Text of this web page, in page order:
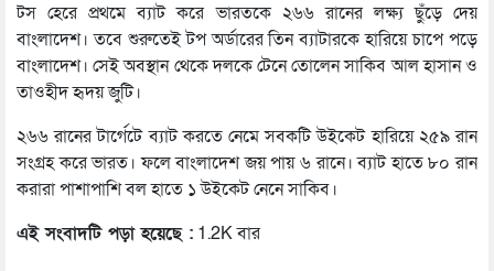
টস হেরে প্রথমে ব্যাট করে ভারতকে ২৬৬ রানের লক্ষ্য ছুঁড়ে দেয়
বাংলাদেশ। তবে শুরুতেই টপ অর্ডারের তিন ব্যাটারকে হারিয়ে চাপে পড়ে
বাংলাদেশ। সেই অবস্থান থেকে দলকে টেনে তোলেন সাকিব আল হাসান ও
তাওহীদ হৃদয় জুটি।
২৬৬ রানের টার্গেটে ব্যাট করতে নেমে সবকটি উইকেট হারিয়ে ২৫৯ রান
সংগ্রহ করে ভারত। ফলে বাংলাদেশ জয় পায় ৬ রানে। ব্যাট হাতে ৮০ রান
করারা পাশাপাশি বল হাতে ১ উইকেট নেনে সাকিব।
এই সংবাদটি পড়া হয়েছে : 1.2K বার